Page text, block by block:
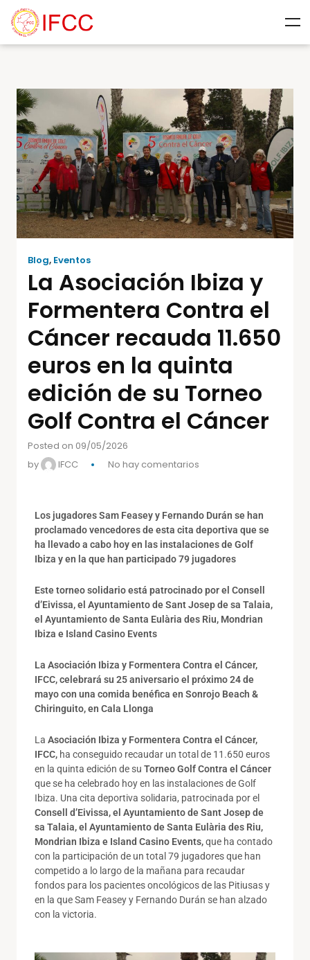
Blog, Eventos
La Asociación Ibiza y
Formentera Contra el
Cáncer recauda 11.650
euros en la quinta
edición de su Torneo
Golf Contra el Cáncer
Posted on 09/05/2026
by
IFCC No hay comentarios
Los jugadoresSam Feasey y Fernando Durán se han
proclamado vencedoresdeesta cita deportiva que se
ha llevado a cabo hoy en las instalaciones de Golf
Ibiza y en la que han participado79 jugadores
Estetorneosolidarioestá patrocinado por el Consell
d’Eivissa,el Ayuntamiento de Sant Josep de sa Talaia,
el Ayuntamiento de Santa Eulària des Riu, Mondrian
Ibiza e Island Casino Events
La Asociación Ibiza y Formentera Contra el Cáncer,
IFCC, celebrará su 25 aniversarioel próximo 24 de
mayocon una comida benéfica en Sonrojo Beach &
Chiringuito, en Cala Llonga
La Asociación Ibiza y Formentera Contra el Cáncer,
IFCC, ha conseguido recaudar un total de 11.650 euros
en la quinta edición de su Torneo Golf Contra el Cáncer
que se ha celebrado hoy en las instalaciones de Golf
Ibiza. Una cita deportiva solidaria, patrocinada por el
Consell d’Eivissa,el Ayuntamiento de Sant Josep de
sa Talaia, el Ayuntamiento de Santa Eulària des Riu,
Mondrian Ibiza e Island Casino Events,que ha contado
con la participación de un total 79 jugadores que han
competido a lo largo de la mañana para recaudar
fondos para los pacientes oncológicos de las Pitiusas y
en la que Sam Feasey y Fernando Durán se han alzado
con la victoria.